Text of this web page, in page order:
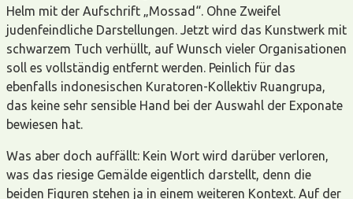
Helm mit der Aufschrift „Mossad“. Ohne Zweifel
judenfeindliche Darstellungen. Jetzt wird das Kunstwerk mit
schwarzem Tuch verhüllt, auf Wunsch vieler Organisationen
soll es vollständig entfernt werden. Peinlich für das
ebenfalls indonesischen Kuratoren-Kollektiv Ruangrupa,
das keine sehr sensible Hand bei der Auswahl der Exponate
bewiesen hat.
Was aber doch auffällt: Kein Wort wird darüber verloren,
was das riesige Gemälde eigentlich darstellt, denn die
beiden Figuren stehen ja in einem weiteren Kontext. Auf der